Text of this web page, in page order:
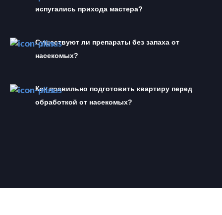
испугались прихода мастера?
Существуют ли препараты без запаха от
насекомых?
Как правильно подготовить квартиру перед
обработкой от насекомых?